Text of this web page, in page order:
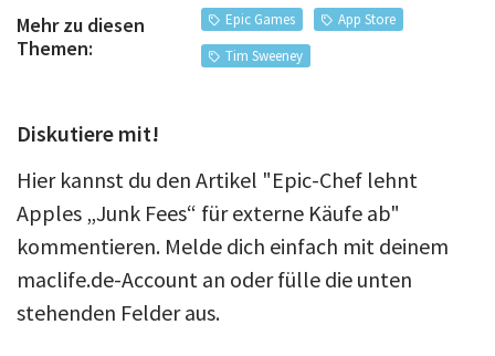
Mehr zu diesen
Themen:
Epic Games
App Store
Tim Sweeney
Diskutiere mit!
Hier kannst du den Artikel "Epic-Chef lehnt
Apples „Junk Fees“ für externe Käufe ab"
kommentieren. Melde dich einfach mit deinem
maclife.de-Account an oder fülle die unten
stehenden Felder aus.